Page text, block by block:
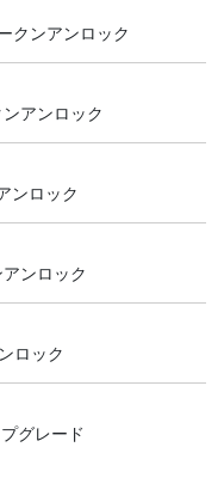
クンアンロック
アンロック
ンロック
ンロック
ロック
グレード